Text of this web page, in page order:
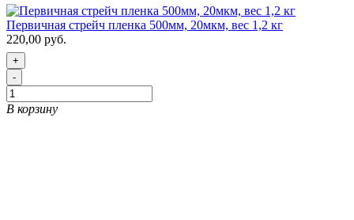
Первичная стрейч пленка 500мм, 20мкм, вес 1,2 кг
220,00 руб.
+
-
В корзину